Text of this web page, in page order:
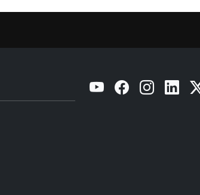
YouTube Facebook Instagram